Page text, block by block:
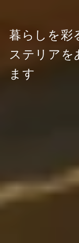
暮らしを彩
ステリアを
ます